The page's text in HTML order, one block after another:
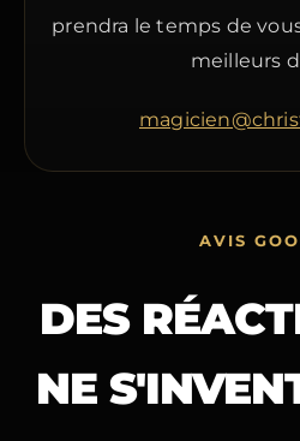
prendra le temps de
meilleurs
AVIS
DES
NE